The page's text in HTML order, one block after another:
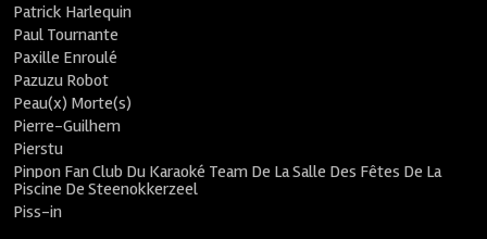
Patrick Harlequin
Paul Tournante
Paxille Enroulé
Pazuzu Robot
Peau(x) Morte(s)
Pierre-Guilhem
Pierstu
Pinpon Fan Club Du Karaoké Team De La Salle Des Fêtes De La
Piscine De Steenokkerzeel
Piss-in